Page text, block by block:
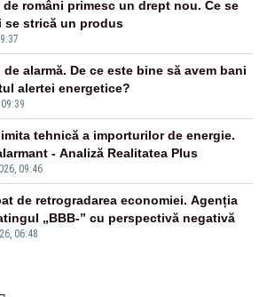
de români primesc un drept nou. Ce se
se strică un produs
de alarmă. De ce este bine să avem bani
alertei energetice?
09:46
tehnică a importurilor de energie.
- Analiză Realitatea Plus
06:48
de retrogradarea economiei. Agenția
„BBB-” cu perspectivă negativă